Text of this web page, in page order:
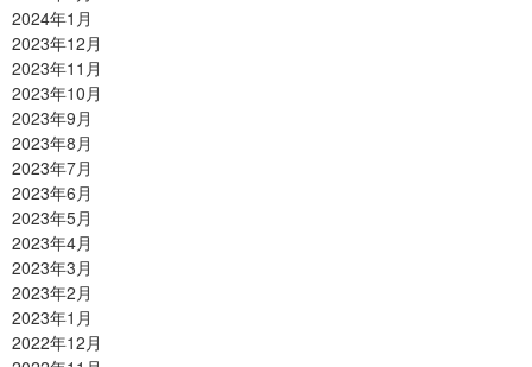
2024年1月
2023年12月
2023年11月
2023年10月
2023年9月
2023年8月
2023年7月
2023年6月
2023年5月
2023年4月
2023年3月
2023年2月
2023年1月
2022年12月